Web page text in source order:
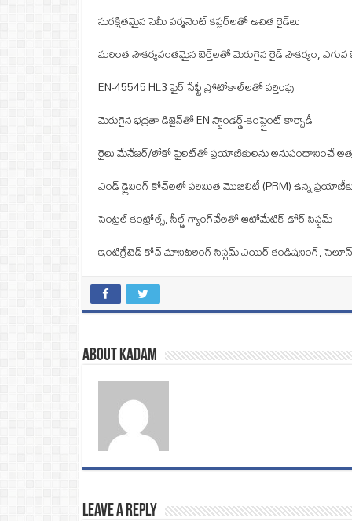
సురక్షితమైన సెమీ పర్మనెంట్ కప్లర్‌లతో ఉచిత రైడ్‌లు
మరింత సౌకర్యవంతమైన బెర్త్‌లతో మెరుగైన రైడ్ సౌకర్యం,
EN-45545 HL3 ఫైర్ సేఫ్టీ ప్రోటోకాల్‌లతో వర్తింపు
మెరుగైన భద్రతా డిజైన్‌తో EN స్టాండర్డ్-కంప్లైంట్ కార్బాడీ
రైలు మేనేజర్/లోకో పైలట్‌తో ప్రయాణికులను అనుసంధానించే
ఎండ్ డ్రైవింగ్ కోచ్‌లలో పరిమిత మొబిలిటీ (PRM) ఉన్న
సెంట్రల్ కంట్రోల్స్, సీల్డ్ గ్యాంగ్‌వేలతో ఆటోమేటిక్ డోర్ సిస్టమ్
ఇంటిగ్రేటెడ్ కోచ్ మానిటరింగ్ సిస్టమ్ ఎయిర్ కండిషనింగ్, సెలూన్
About Kadam
Leave a Reply